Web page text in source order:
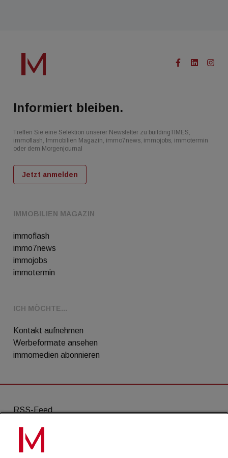
IMMOBILIEN MAGAZIN
immoflash
immo7news
immojobs
immotermin
ICH MÖCHTE...
Kontakt aufnehmen
Werbeformate ansehen
immomedien abonnieren
Informiert bleiben.
Treffen Sie eine Selektion unserer Newsletter zu buildingTIMES,
immoflash, Immobilien Magazin, immo7news, immojobs, immotermin
oder dem Morgenjournal
Jetzt anmelden
RSS-Feed
AGB
Datenschutz